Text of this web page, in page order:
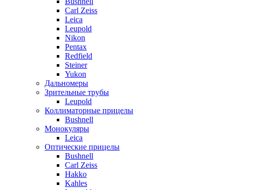
Carl Zeiss
Leica
Leupold
Nikon
Pentax
Redfield
Steiner
Yukon
Дальномеры
Зрительные трубы
Leupold
Коллиматорные прицелы
Bushnell
Монокуляры
Leica
Оптические прицелы
Bushnell
Carl Zeiss
Hakko
Kahles